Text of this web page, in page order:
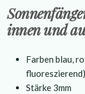
innen und
Farben blau,
fluoreszierend)
Stärke 3mm